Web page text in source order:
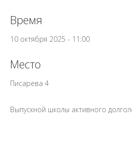
Время
10 октября 2025 - 11:00
Место
Писарева 4
Выпускной школы активного